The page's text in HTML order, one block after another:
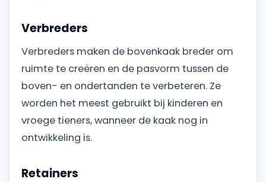
Verbreders
Verbreders maken de bovenkaak breder om
ruimte te creëren en de pasvorm tussen de
boven- en ondertanden te verbeteren. Ze
worden het meest gebruikt bij kinderen en
vroege tieners, wanneer de kaak nog in
ontwikkeling is.
Retainers